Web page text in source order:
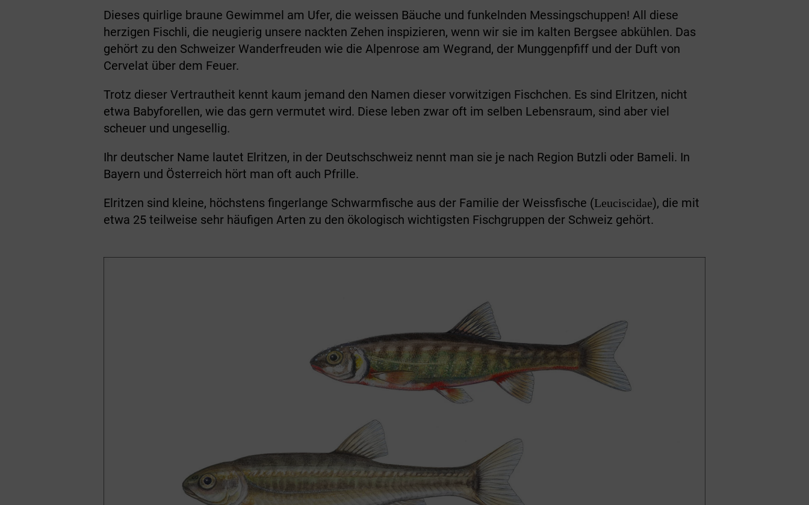
Dieses quirlige braune Gewimmel am Ufer, die weissen Bäuche und funkelnden Messingschuppen! All diese
herzigen Fischli, die neugierig unsere nackten Zehen inspizieren, wenn wir sie im kalten Bergsee abkühlen. Das
gehört zu den Schweizer Wanderfreuden wie die Alpenrose am Wegrand, der Munggenpfiff und der Duft von
Cervelat über dem Feuer.
Trotz dieser Vertrautheit kennt kaum jemand den Namen dieser vorwitzigen Fischchen. Es sind Elritzen, nicht
etwa Babyforellen, wie das gern vermutet wird. Diese leben zwar oft im selben Lebensraum, sind aber viel
scheuer und ungesellig.
Ihr deutscher Name lautet Elritzen, in der Deutschschweiz nennt man sie je nach Region Butzli oder Bameli. In
Bayern und Österreich hört man oft auch Pfrille.
Elritzen sind kleine, höchstens fingerlange Schwarmfische aus der Familie der Weissfische (Leuciscidae), die mit
etwa 25 teilweise sehr häufigen Arten zu den ökologisch wichtigsten Fischgruppen der Schweiz gehört.